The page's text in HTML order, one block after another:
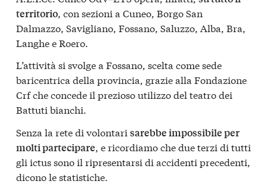
territorio , con sezioni a Cuneo, Borgo San
Dalmazzo, Savigliano, Fossano, Saluzzo, Alba, Bra,
Langhe e Roero.
L’attività si svolge a Fossano, scelta come sede
baricentrica della provincia, grazie alla Fondazione
Crf che concede il prezioso utilizzo del teatro dei
Battuti bianchi.
Senza la rete di volontari sarebbe impossibile per
molti partecipare, e ricordiamo che due terzi di tutti
gli ictus sono il ripresentarsi di accidenti precedenti,
dicono le statistiche.